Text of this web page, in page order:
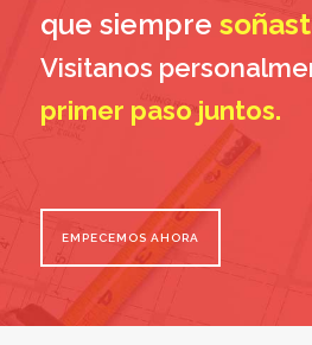
que siempre
Visitanos
primer paso juntos.
EMPECEMOS AHORA